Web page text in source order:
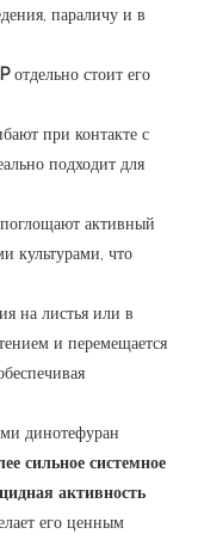
параличу и в
отдельно стоит его
при контакте с
подходит для
активный
культурами, что
на листья или в
и перемещается
динотефуран
сильное системное
активность
его ценным